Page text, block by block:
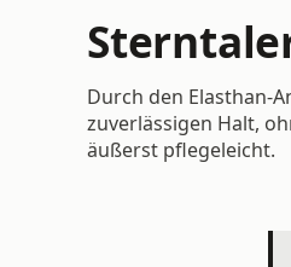
Durch den Elasthan-
zuverlässigen Halt,
äußerst pflegeleicht.